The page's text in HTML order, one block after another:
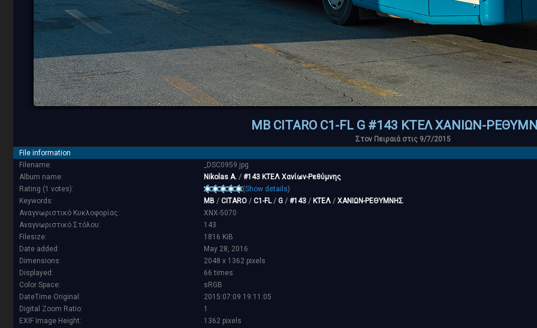
MB CITARO C1-FL G #143 ΚΤΕΛ ΧΑΝΙΩΝ-
Στον Πειραιά στις 9/7/2015
File information
Filename:
_DSC0959.jpg
Album name:
Nikolas A. / #143 ΚΤΕΛ Χανίων-Ρεθύμνης
Rating (1 votes):
(Show details)
Keywords:
MB / CITARO / C1-FL/ G / #143 / ΚΤΕΛ / ΧΑΝΙΩΝ-ΡΕΘΥΜΝΗΣ
Αναγνωριστικό Κυκλοφορίας:
XNX-5070
Αναγνωριστικό Στόλου:
143
Filesize:
1816 KiB
Date added:
May 28, 2016
Dimensions:
2048 x 1362 pixels
Displayed:
66 times
Color Space:
sRGB
DateTime Original:
2015:07:09 19:11:05
Digital Zoom Ratio:
1
EXIF Image Height:
1362 pixels